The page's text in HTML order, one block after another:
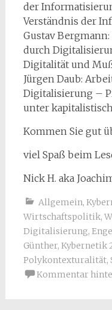
der
Verständnis der
Gustav
durch
Digitalität und
Jürgen Daub:
Digitalisierung –
unter
Kommen Sie gut
viel Spaß beim
Nick H. aka
Allgemein,
Wirtschaftspolitik,
Digitalisierung,
Günther, Kybernetik
Polykontexturalität,
Kommentar